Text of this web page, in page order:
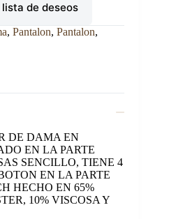
de deseos
, Pantalon, Pantalon,
DE DAMA EN
EN LA PARTE
SENCILLO, TIENE 4
EN LA PARTE
HECHO EN 65%
10% VISCOSA Y